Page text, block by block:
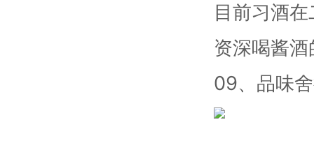
目前习酒
资深喝酱
09、品味